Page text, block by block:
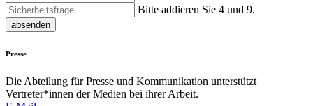
Bitte addieren Sie 4 und 9.
absenden
Presse
Die Abteilung für Presse und Kommunikation unterstützt
Vertreter*innen der Medien bei ihrer Arbeit.